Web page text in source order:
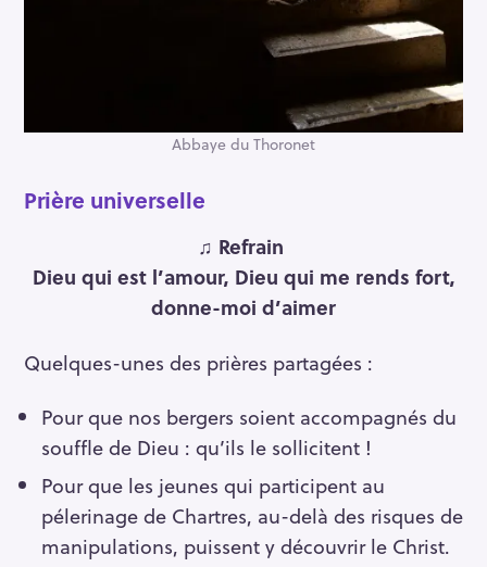
Abbaye du Thoronet
Prière universelle
♫ Refrain
Dieu qui est l’amour, Dieu qui me rends fort,
donne-moi d’aimer
Quelques-unes des prières partagées :
Pour que nos bergers soient accompagnés du
souffle de Dieu : qu’ils le sollicitent !
Pour que les jeunes qui participent au
pélerinage de Chartres, au-delà des risques de
manipulations, puissent y découvrir le Christ.